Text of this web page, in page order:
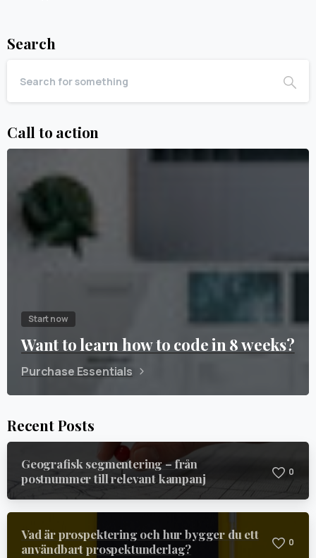
Search
Call to action
Start now
Want to learn how to code in 8 weeks?
Purchase Essentials
Recent Posts
Geografisk segmentering – från
postnummer till relevant kampanj
0
Vad är prospektering och hur bygger du ett
användbart prospektunderlag?
0